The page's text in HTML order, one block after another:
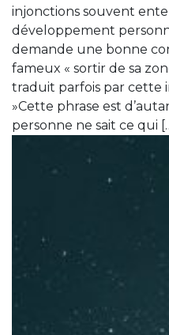
injonctions souvent
développement
demande une bonne
fameux « sortir de sa
traduit parfois par cette
»Cette phrase est
personne ne sait ce qui